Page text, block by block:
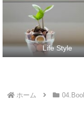
Life Style
ホーム